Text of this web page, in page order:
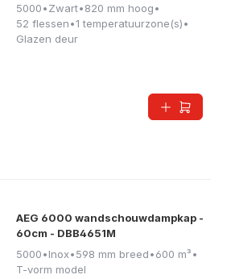
5000•Zwart•820 mm hoog•
52 flessen•1 temperatuurzone(s)•
Glazen deur
AEG 6000 wandschouwdampkap -
60cm - DBB4651M
5000•Inox•598 mm breed•600 m³•
T-vorm model